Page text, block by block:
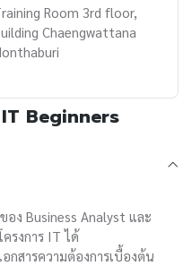
Room 3rd floor,
Chaengwattana
Beginners
ง Business Analyst และ
ครงการ IT ได้
กสารความต้องการเบื้องต้น